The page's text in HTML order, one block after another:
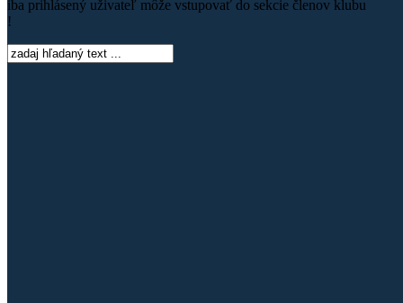
iba prihlásený uživateľ môže vstupovať do sekcie členov klubu
!